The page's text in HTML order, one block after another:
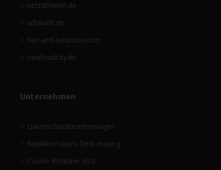
netzathleten.de
urbanlife.de
fast-and-luxurious.com
newfoodcity.de
Unternehmen
Datenschutzbestimmungen
Redaktionsbüro Derk Hoberg
Cookie-Richtlinie (EU)